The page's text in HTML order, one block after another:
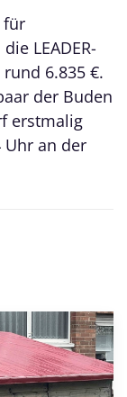
für
LEADER-
6.835 €.
der Buden
erstmalig
Uhr an der